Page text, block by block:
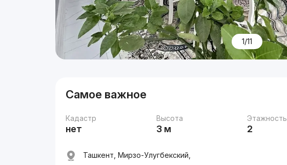
1/11
Самое важное
Кадастр
нет
Высота
3 м
Этажность
2
Ташкент, Мирзо-Улугбекский,